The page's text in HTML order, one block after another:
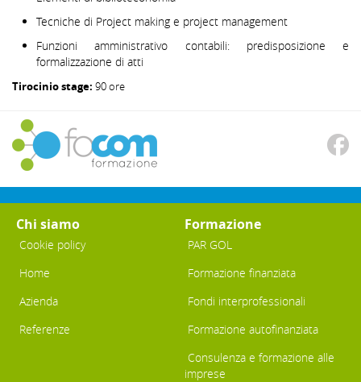
Tecniche di Project making e project management
Funzioni amministrativo contabili: predisposizione e
formalizzazione di atti
Tirocinio stage: 90 ore
Chi siamo
Cookie policy
Home
Azienda
Referenze
Formazione
PAR GOL
Formazione finanziata
Fondi interprofessionali
Formazione autofinanziata
Consulenza e formazione alle
imprese